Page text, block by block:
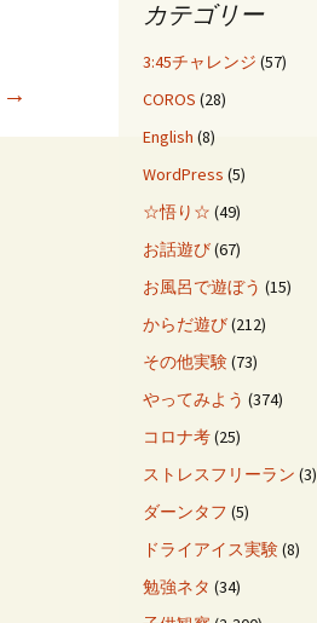
→
カテゴリー
3:45チャレンジ (57)
COROS (28)
English (8)
WordPress (5)
☆悟り☆ (49)
お話遊び(67)
お風呂で遊ぼう (15)
からだ遊び(212)
その他実験(73)
やってみよう (374)
コロナ考(25)
ストレスフリーラン (3)
ダーンタフ (5)
ドライアイス実験(8)
勉強ネタ (34)